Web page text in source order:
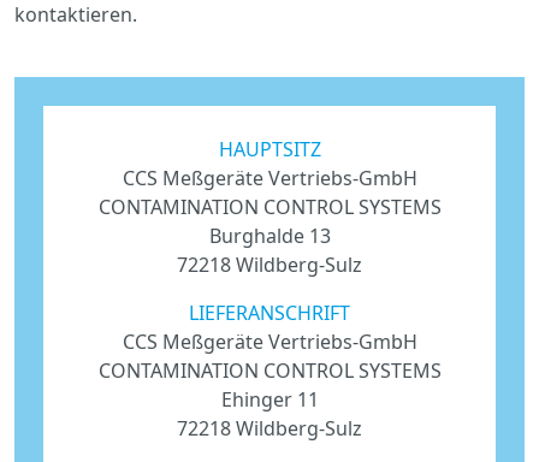
kontaktieren.
HAUPTSITZ
CCS Meßgeräte Vertriebs-GmbH
CONTAMINATION CONTROL SYSTEMS
Burghalde 13
72218 Wildberg-Sulz
LIEFERANSCHRIFT
CCS Meßgeräte Vertriebs-GmbH
CONTAMINATION CONTROL SYSTEMS
Ehinger 11
72218 Wildberg-Sulz